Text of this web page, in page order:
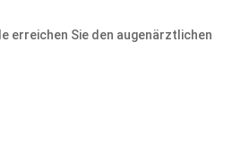
erreichen Sie den augenärztlichen